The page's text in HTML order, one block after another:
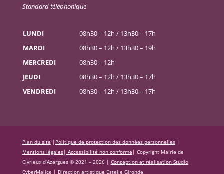
Standard téléphonique
LUNDI
08h30 – 12h / 13h30 – 17h
MARDI
08h30 – 12h / 13h30 – 19h
MERCREDI
08h30 – 12h
JEUDI
08h30 – 12h / 13h30 – 17h
VENDREDI
08h30 – 12h / 13h30 – 17h
Plan du site | Politique de protection des données personnelles|
Mentions légales| Accessibilité non conforme | Copyright Mairie de
Civrieux d’Azergues © 2021 – 2026 | Conception et réalisation Studio
CyberMalice | Direction artistique Estelle Gironde